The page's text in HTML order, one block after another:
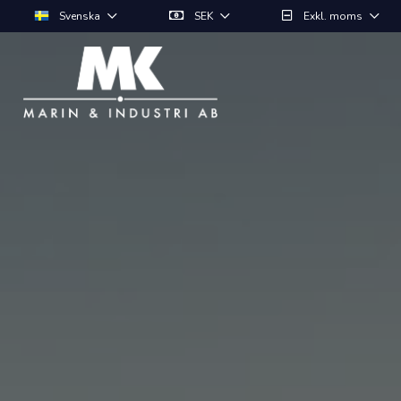
Svenska SEK Exkl. moms